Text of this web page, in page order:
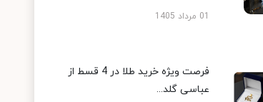
01 مرداد 1405
فرصت ویژه خرید طلا در 4 قسط از
عباسی گلد...